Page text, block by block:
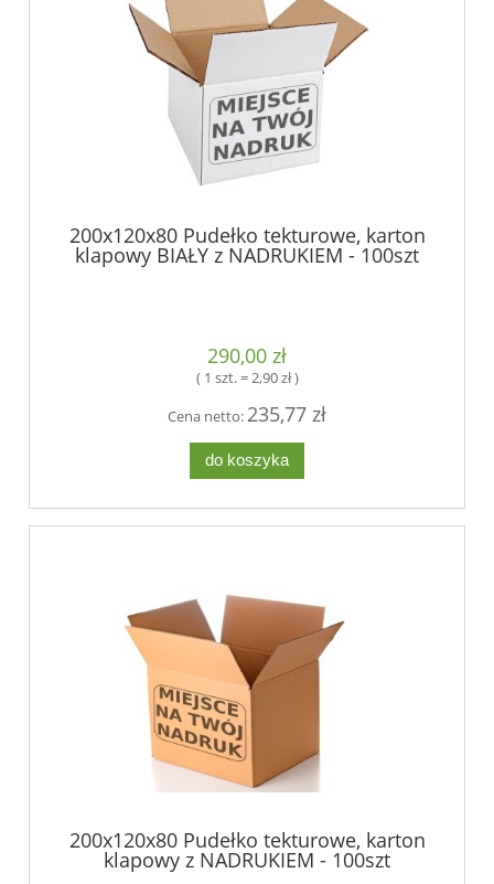
200x120x80 Pudełko tekturowe, karton
klapowy BIAŁY z NADRUKIEM - 100szt
290,00 zł
( 1 szt. = 2,90 zł )
Cena netto: 235,77 zł
do koszyka
200x120x80 Pudełko tekturowe, karton
klapowy z NADRUKIEM - 100szt